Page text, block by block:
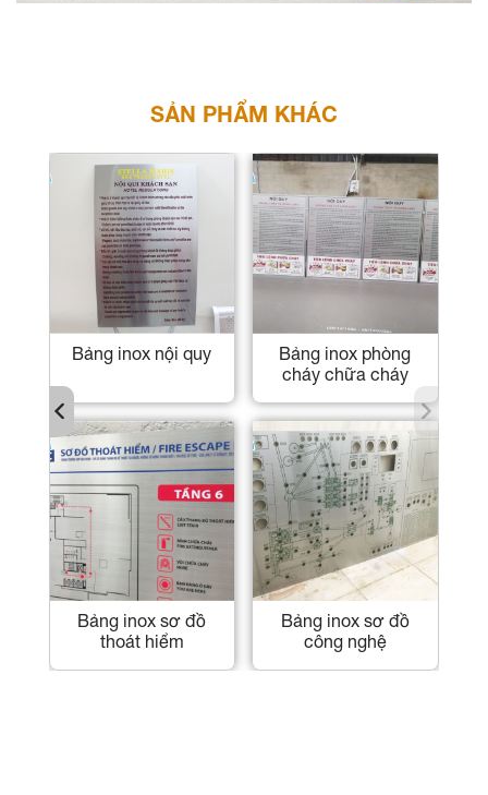
SẢN PHẨM KHÁC
số nhà
công ty
Bảng inox ăn mòn
Bảng inox cắt laser
Bảng inox nội quy
Bảng inox sơ đồ
thoát hiểm